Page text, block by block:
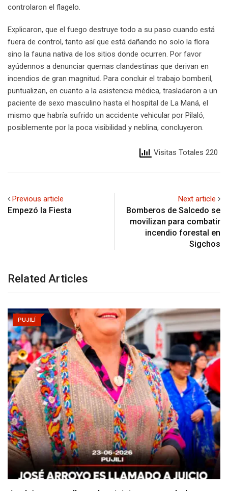
controlaron el flagelo.
Explicaron, que el fuego destruye todo a su paso cuando está
fuera de control, tanto así que está dañando no solo la flora
sino la fauna nativa de los sitios donde ocurren. Por favor
ayúdennos a denunciar quemas clandestinas que derivan en
incendios de gran magnitud. Para concluir el trabajo bomberil,
puntualizan, en cuanto a la asistencia médica, trasladaron a un
paciente de sexo masculino hasta el hospital de La Maná, el
mismo que habría sufrido un accidente vehicular por Pilaló,
posiblemente por la poca visibilidad y neblina, concluyeron.
Visitas Totales 220
Previous article
Empezó la Fiesta
Next article
Bomberos de Salcedo se
movilizan para combatir
incendio forestal en
Sigchos
Related Articles
PUJILÍ